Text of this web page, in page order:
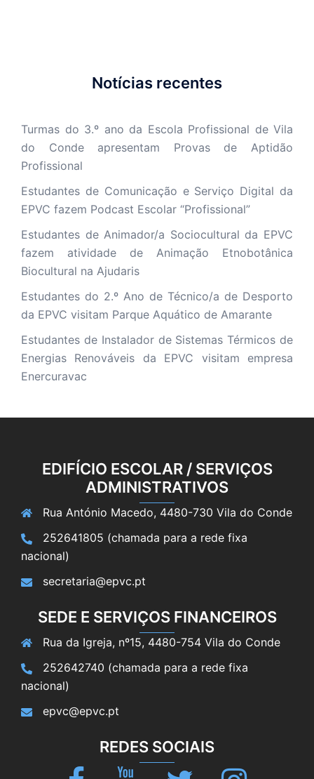
Notícias recentes
Turmas do 3.º ano da Escola Profissional de Vila
do Conde apresentam Provas de Aptidão
Profissional
Estudantes de Comunicação e Serviço Digital da
EPVC fazem Podcast Escolar “Profissional”
Estudantes de Animador/a Sociocultural da EPVC
fazem atividade de Animação Etnobotânica
Biocultural na Ajudaris
Estudantes do 2.º Ano de Técnico/a de Desporto
da EPVC visitam Parque Aquático de Amarante
Estudantes de Instalador de Sistemas Térmicos de
Energias Renováveis da EPVC visitam empresa
Enercuravac
EDIFÍCIO ESCOLAR / SERVIÇOS
ADMINISTRATIVOS
Rua António Macedo, 4480-730 Vila do Conde
252641805 (chamada para a rede fixa
nacional)
secretaria@epvc.pt
SEDE E SERVIÇOS FINANCEIROS
Rua da Igreja, nº15, 4480-754 Vila do Conde
252642740 (chamada para a rede fixa
nacional)
epvc@epvc.pt
REDES SOCIAIS
Facebook Youtube Twitter Instagram